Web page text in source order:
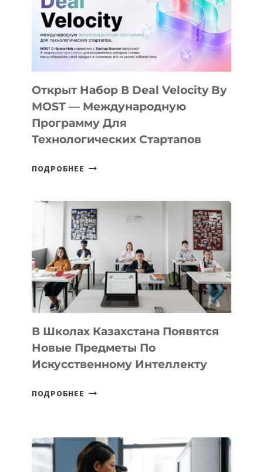
YOUTH
CAMP
ДАЛ
30
ПОДРОСТКАМ
БИЛЕТ
В
ПРЕДПРИНИМАТЕЛЬСТВО
Открыт Набор В Deal Velocity By
MOST — Международную
Программу Для
Технологических Стартапов
ПОДРОБНЕЕ ОТКРЫТ
DEAL
VELOCITY
BY
MOST
—
МЕЖДУНАРОДНУЮ
ПРОГРАММУ
ДЛЯ
ТЕХНОЛОГИЧЕСКИХ
В Школах Казахстана Появятся
Новые Предметы По
Искусственному Интеллекту
ПОДРОБНЕЕ
НОВЫЕ
ПРЕДМЕТЫ